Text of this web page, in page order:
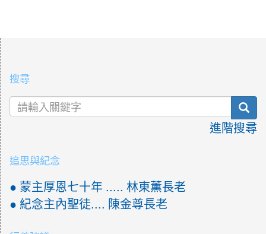
搜尋
進階搜尋
追思與紀念
● 蒙主厚恩七十年 ..... 林東薰長老
● 紀念主內聖徒.... 陳金尊長老